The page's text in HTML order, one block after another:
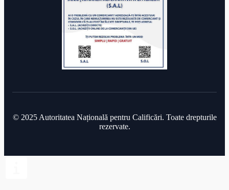
© 2025 Autoritatea Națională pentru Calificări. Toate drepturile
rezervate.